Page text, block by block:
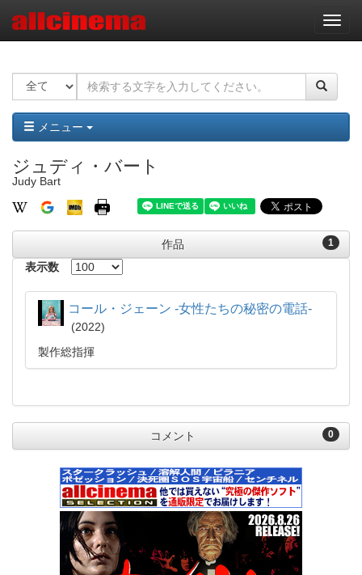
ナ
ビ
ー
ョ
ン
メニュー
ジュディ・バート
Judy Bart
1
作品
表示数
コール・ジェーン ‐女性たちの秘密の電話‐
2022
製作総指揮
0
コメント